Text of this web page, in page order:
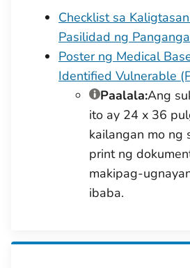
Checklist sa
Pasilidad ng
Poster ng Medical
Identified Vulnerable
Paalala:Ang
ito ay 24 x 36
kailangan mo ng
print ng
makipag-
ibaba.